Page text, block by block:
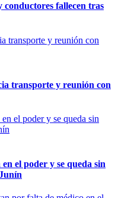
conductores fallecen tras
transporte y reunión con
el poder y se queda sin